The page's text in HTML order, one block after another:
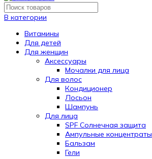
В категории
Витамины
Для детей
Для женщин
Аксессуары
Мочалки для лица
Для волос
Кондиционер
Лосьон
Шампунь
Для лица
SPF Солнечная защита
Ампульные концентраты
Бальзам
Гели